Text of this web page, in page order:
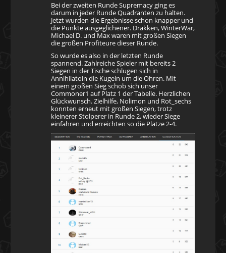
Bei der zweiten Runde Supremacy ging es
darum in jeder Runde Quadranten zu halten.
Jetzt wurden die Ergebnisse schon knapper und
die Punkte ausgeglichener. Drakken, WinterWar,
Michael D. und Max waren mit großen Siegen
die großen Profiteure dieser Runde.
So wurde es also in der letzten Runde
spannend. Zahlreiche Spieler mit bereits 2
Siegen in der Tische schlugen sich in
Annihilatoin die Kugeln um die Ohren. Mit
einem großen Sieg schob sich unser
Commoner1 auf Platz 1 der Tabelle. Herzlichen
Glückwunsch. Zielhilfe, Nolimon und Rot_sechs
konnten erneut mit großen Siegen, trotz
kleinerer Stolperer in Runde 2, wieder Siege
einfahren und erreichten so die Plätze 2-4.